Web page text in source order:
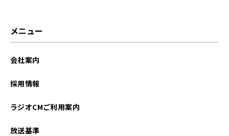
メニュー
会社案内
採用情報
ラジオCMご利用案内
放送基準